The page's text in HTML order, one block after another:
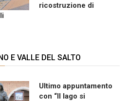
ricostruzione di
E VALLE DEL SALTO
Ultimo appuntamento
con “Il lago si